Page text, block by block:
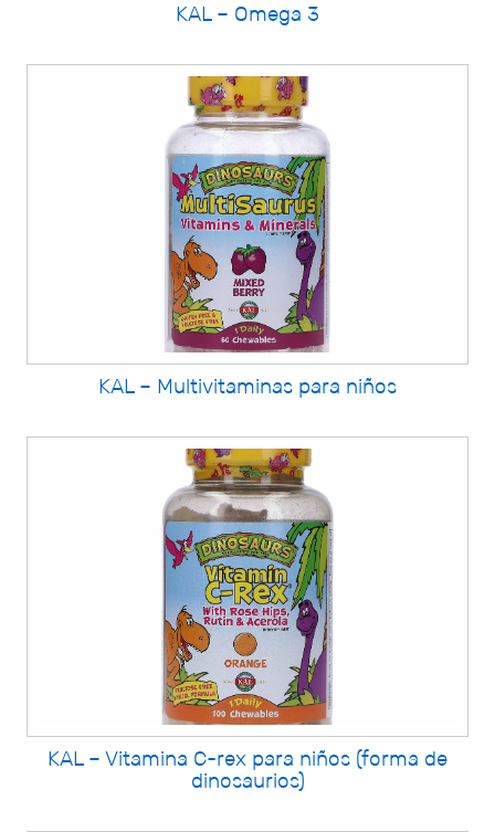
KAL – Omega 3
KAL – Multivitaminas para niños
KAL – Vitamina C-rex para niños (forma de
dinosaurios)